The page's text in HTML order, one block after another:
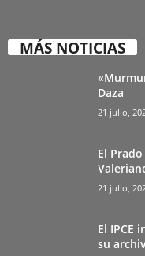
MÁS NOTICIAS
Daza
21 julio,
El
21 julio,
El IPCE
su